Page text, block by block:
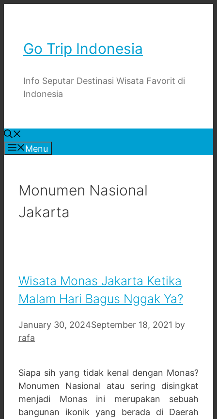
Go Trip Indonesia
Info Seputar Destinasi Wisata Favorit di
Indonesia
Menu
Monumen Nasional
Jakarta
Wisata Monas Jakarta Ketika
Malam Hari Bagus Nggak Ya?
January 30, 2024September 18, 2021 by
rafa
Siapa sih yang tidak kenal dengan Monas?
Monumen Nasional atau sering disingkat
menjadi Monas ini merupakan sebuah
bangunan ikonik yang berada di Daerah